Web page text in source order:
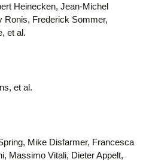
Heinecken, Jean-Michel
Ronis, Frederick Sommer,
et al.
et al.
Mike Disfarmer, Francesca
Massimo Vitali, Dieter Appelt,